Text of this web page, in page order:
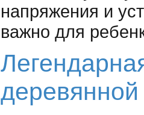
напряжения и
важно для